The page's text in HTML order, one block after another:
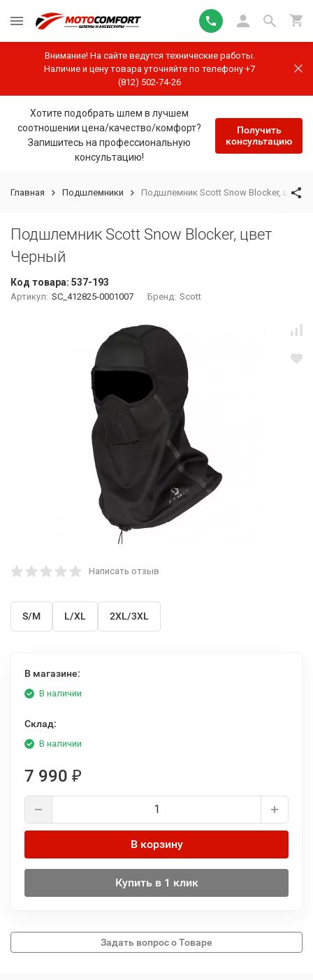
Внимание! На сайте ведутся технические работы.
Наличие и цену товара уточняйте по телефону +7
(812) 502-74-26
Хотите подобрать шлем в лучшем
соотношении цена/качество/комфорт?
Запишитесь на профессиональную
консультацию!
Получить
консультацию
Главная Подшлемники Подшлемник Scott Snow Blocker, цвет
Подшлемник Scott Snow Blocker, цвет
Черный
Код товара: 537-193
Артикул: SC_412825-0001007 Бренд: Scott
Написать отзыв
S/M L/XL 2XL/3XL
В магазине:
В наличии
Склад:
В наличии
7 990 ₽
В корзину
Купить в 1 клик